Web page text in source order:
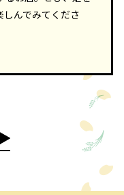
んでみてくださ